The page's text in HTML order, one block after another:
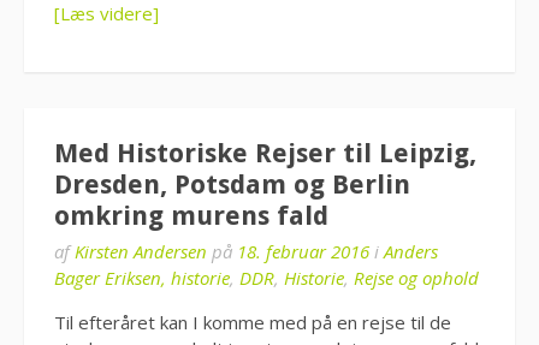
[Læs videre]
Med Historiske Rejser til Leipzig,
Dresden, Potsdam og Berlin
omkring murens fald
afKirsten Andersen på 18. februar 2016 i Anders
Bager Eriksen, historie, DDR, Historie, Rejse og ophold
Til efteråret kan I komme med på en rejse til de